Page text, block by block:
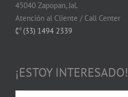
45040 Zapopan, Jal.
Atención al Cliente / Call Center
(33) 1494 2339
¡ESTOY INTERESADO!